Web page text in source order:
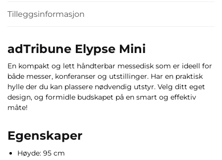
Tilleggsinformasjon
adTribune Elypse Mini
En kompakt og lett håndterbar messedisk som er ideell for
både messer, konferanser og utstillinger. Har en praktisk
hylle der du kan plassere nødvendig utstyr. Velg ditt eget
design, og formidle budskapet på en smart og effektiv
måte!
Egenskaper
Høyde: 95 cm